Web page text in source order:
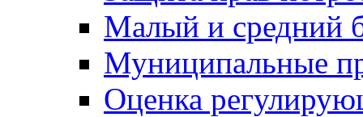
Малый и средний
Муниципальные
Оценка